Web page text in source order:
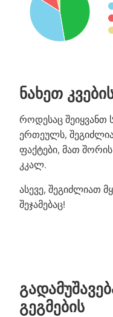
ᲜᲐᲮᲔᲗ
როდესაც შეიყვანთ
ერთეულს,
ფაქტები, მათ
კკალ.
ასევე, შეგიძლიათ
შეჯამებაც!
ᲒᲔᲒᲛᲔᲑᲘᲡ